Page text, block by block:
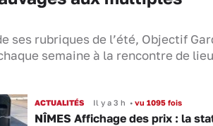
ses rubriques de l’été, Objectif
semaine à la rencontre de
ACTUALITÉS Il y a 3 h •vu 1095 fois
NÎMES Affichage des prix : la